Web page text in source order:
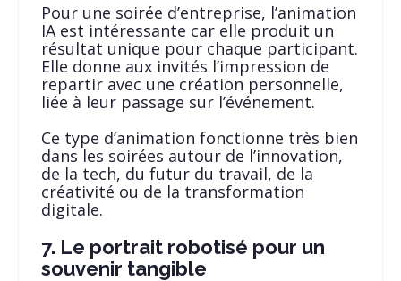
Pour une soirée d’entreprise, l’animation
IA est intéressante car elle produit un
résultat unique pour chaque participant.
Elle donne aux invités l’impression de
repartir avec une création personnelle,
liée à leur passage sur l’événement.
Ce type d’animation fonctionne très bien
dans les soirées autour de l’innovation,
de la tech, du futur du travail, de la
créativité ou de la transformation
digitale.
7. Le portrait robotisé pour un
souvenir tangible